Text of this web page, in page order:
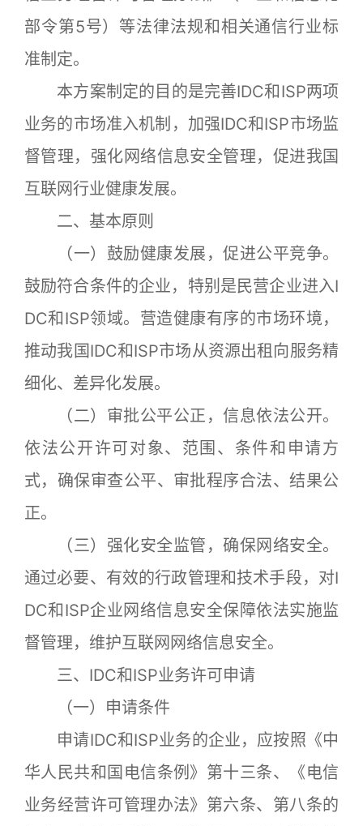
部令第5号）等法律法规和相关通信行业标
准制定。
本方案制定的目的是完善IDC和ISP两项
业务的市场准入机制，加强IDC和ISP市场监
督管理，强化网络信息安全管理，促进我国
互联网行业健康发展。
二、基本原则
（一）鼓励健康发展，促进公平竞争。
鼓励符合条件的企业，特别是民营企业进入I
DC和ISP领域。营造健康有序的市场环境，
推动我国IDC和ISP市场从资源出租向服务精
细化、差异化发展。
（二）审批公平公正，信息依法公开。
依法公开许可对象、范围、条件和申请方
式，确保审查公平、审批程序合法、结果公
正。
（三）强化安全监管，确保网络安全。
通过必要、有效的行政管理和技术手段，对I
DC和ISP企业网络信息安全保障依法实施监
督管理，维护互联网网络信息安全。
三、IDC和ISP业务许可申请
（一）申请条件
申请IDC和ISP业务的企业，应按照《中
华人民共和国电信条例》第十三条、《电信
业务经营许可管理办法》第六条、第八条的